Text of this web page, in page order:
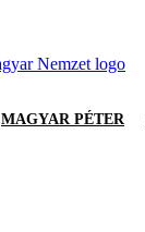
MAGYAR PÉTER